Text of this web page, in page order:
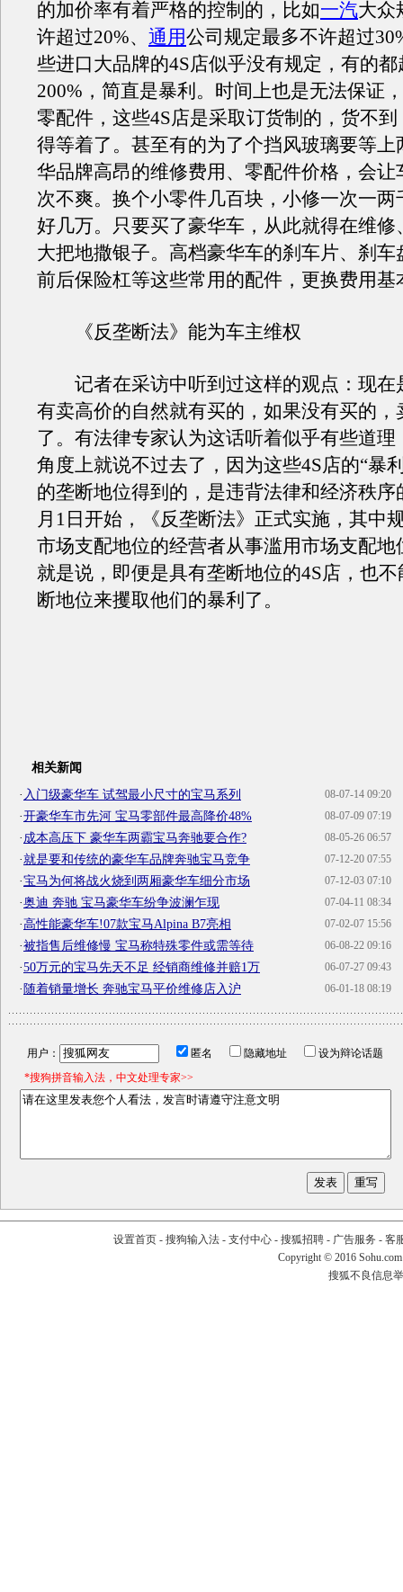
的加价率有着严格的控制的，比如一汽大众
许超过20%、 通用公司规定最多不许超过
些进口大品牌的4S店似乎没有规定，有的都
200%，简直是暴利。时间上也是无法保证
零配件，这些4S店是采取订货制的，货不
得等着了。甚至有的为了个挡风玻璃要等上
华品牌高昂的维修费用、零配件价格，会让
次不爽。换个小零件几百块，小修一次一两
好几万。只要买了豪华车，从此就得在维修
大把地撒银子。高档豪华车的刹车片、刹车
前后保险杠等这些常用的配件，更换费用基
《反垄断法》能为车主维权
记者在采访中听到过这样的观点：现在
有卖高价的自然就有买的，如果没有买的，
了。有法律专家认为这话听着似乎有些道理
角度上就说不过去了，因为这些4S店的“暴
的垄断地位得到的，是违背法律和经济秩序
月1日开始，《反垄断法》正式实施，其中
市场支配地位的经营者从事滥用市场支配地
就是说，即便是具有垄断地位的4S店，也
断地位来攫取他们的暴利了。
相关新闻
08-07-14 09:20
· 入门级豪华车 试驾最小尺寸的宝马系列
08-07-09 07:19
·开豪华车市先河 宝马零部件最高降价48%
08-05-26 06:57
·成本高压下 豪华车两霸宝马奔驰要合作?
07-12-20 07:55
·就是要和传统的豪华车品牌奔驰宝马竞争
07-12-03 07:10
·宝马为何将战火烧到两厢豪华车细分市场
07-04-11 08:34
·奥迪 奔驰 宝马豪华车纷争波澜乍现
07-02-07 15:56
·高性能豪华车!07款宝马Alpina B7亮相
06-08-22 09:16
·被指售后维修慢 宝马称特殊零件或需等待
06-07-27 09:43
·50万元的宝马先天不足 经销商维修并赔1万
06-01-18 08:19
·随着销量增长 奔驰宝马平价维修店入沪
用户： 匿名 隐藏地址
设为辩论话题
*搜狗拼音输入法，中文处理专家>>
设置首页- 搜狗输入法- 支付中心- 搜狐招聘- 广告服务 - 客
Copyright © 2016
搜狐不良信息